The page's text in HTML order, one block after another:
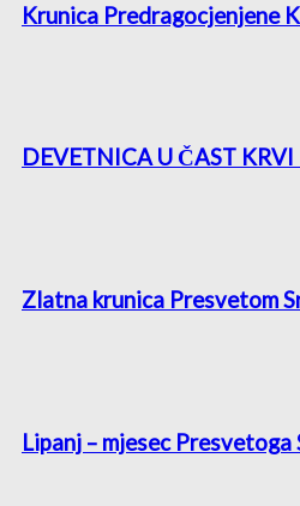
Krunica Predragocjenjene
DEVETNICA U ČAST KRVI
Zlatna krunica Presvetom
Lipanj – mjesec Presvetoga